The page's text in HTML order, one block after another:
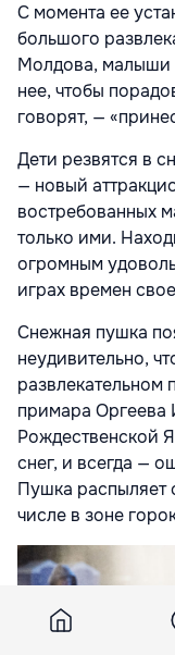
С момента ее
большого
Молдова, малыши
нее, чтобы
говорят, —
Дети резвятся в
— новый
востребованных
только ими.
огромным
играх времен
Снежная пушка
неудивительно,
развлекательном
примара Оргеева
Рождественской
снег, и всегда —
Пушка распыляет
числе в зоне